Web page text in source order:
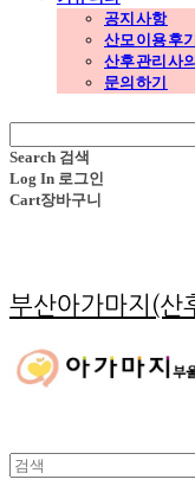
공지사항
산모이용후기
산후관리사
문의하기
Search 검색
Log In 로그인
Cart장바구니
부산아가마지(산